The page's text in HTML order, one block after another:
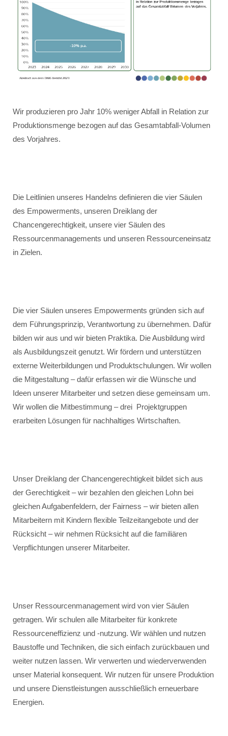
Wir produzieren pro Jahr 10% weniger Abfall in Relation zur
Produktionsmenge bezogen auf das Gesamtabfall-Volumen
des Vorjahres.
Die Leitlinien unseres Handelns definieren die vier Säulen
des Empowerments, unseren Dreiklang der
Chancengerechtigkeit, unsere vier Säulen des
Ressourcenmanagements und unseren Ressourceneinsatz
in Zielen.
Die vier Säulen unseres Empowerments gründen sich auf
dem Führungsprinzip, Verantwortung zu übernehmen. Dafür
bilden wir aus und wir bieten Praktika. Die Ausbildung wird
als Ausbildungszeit genutzt. Wir fördern und unterstützen
externe Weiterbildungen und Produktschulungen. Wir wollen
die Mitgestaltung – dafür erfassen wir die Wünsche und
Ideen unserer Mitarbeiter und setzen diese gemeinsam um.
Wir wollen die Mitbestimmung – drei Projektgruppen
erarbeiten Lösungen für nachhaltiges Wirtschaften.
Unser Dreiklang der Chancengerechtigkeit bildet sich aus
der Gerechtigkeit – wir bezahlen den gleichen Lohn bei
gleichen Aufgabenfeldern, der Fairness – wir bieten allen
Mitarbeitern mit Kindern flexible Teilzeitangebote und der
Rücksicht – wir nehmen Rücksicht auf die familiären
Verpflichtungen unserer Mitarbeiter.
Unser Ressourcenmanagement wird von vier Säulen
getragen. Wir schulen alle Mitarbeiter für konkrete
Ressourceneffizienz und -nutzung. Wir wählen und nutzen
Baustoffe und Techniken, die sich einfach zurückbauen und
weiter nutzen lassen. Wir verwerten und wiederverwenden
unser Material konsequent. Wir nutzen für unsere Produktion
und unsere Dienstleistungen ausschließlich erneuerbare
Energien.